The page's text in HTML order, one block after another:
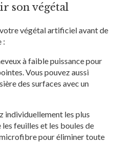
son végétal
végétal artificiel avant de
:
à faible puissance pour
Vous pouvez aussi
des surfaces avec un
individuellement les plus
feuilles et les boules de
pour éliminer toute